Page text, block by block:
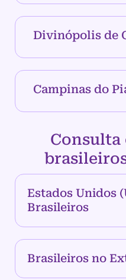
Divinópolis de
Campinas do
Estados Unidos
Brasileiros
Brasileiros no